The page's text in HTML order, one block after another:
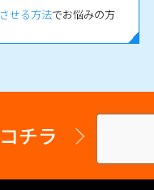
せる方法でお悩みの方
チラ